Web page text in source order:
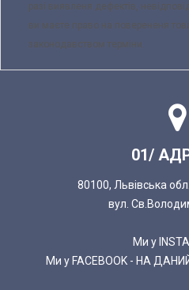
разі виявленя дефектів,
ви маєте право на поверененя
законодавством терміни.
01/
80100, Львівська
вул.
Ми у
Ми у FACEBOOK - НА